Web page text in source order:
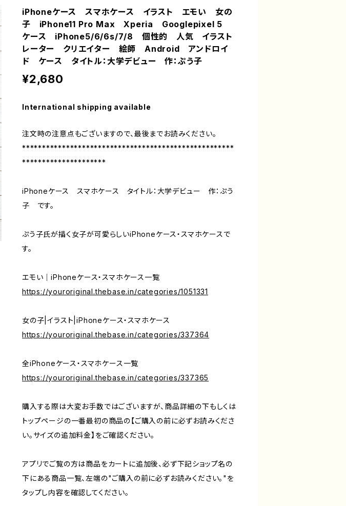
iPhoneケース スマホケース イラスト エモい 女の
子 iPhone11 Pro Max Xperia Googlepixel 5
ケース iPhone5/6/6s/7/8 個性的 人気 イラスト
レーター クリエイター 絵師 Android アンドロイ
ド ケース タイトル：大学デビュー 作：ぷう子
¥2,680
International shipping available
注文時の注意点もございますので、最後までお読みください。
*****************************************************
*********************
iPhoneケース スマホケース タイトル：大学デビュー 作：ぷう
子 です。
ぷう子氏が描く女子が可愛らしいiPhoneケース・スマホケースで
す。
エモい｜iPhoneケース・スマホケース一覧
https://youroriginal.thebase.in/categories/1051331
女の子|イラスト|iPhoneケース・スマホケース
https://youroriginal.thebase.in/categories/337364
全iPhoneケース・スマホケース一覧
https://youroriginal.thebase.in/categories/337365
購入する際は大変お手数ではございますが、商品詳細の下もしくは
トップページの一番最初の商品の【ご購入の前に必ずお読みくださ
い。サイズの追加料金】をご確認ください。
アプリでご覧の方は商品をカートに追加後、必ず下記ショップ名の
下にある商品一覧、左端の"ご購入の前に必ずお読みください。"を
タップし内容を確認してください。